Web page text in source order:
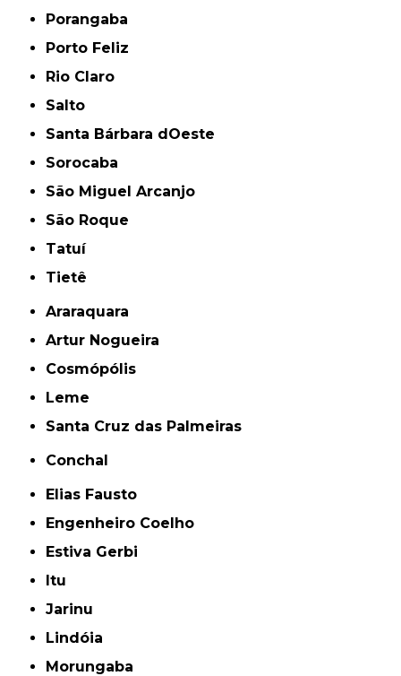
Porangaba
Porto Feliz
Rio Claro
Salto
Santa Bárbara dOeste
Sorocaba
São Miguel Arcanjo
São Roque
Tatuí
Tietê
Araraquara
Artur Nogueira
Cosmópólis
Leme
Santa Cruz das Palmeiras
Conchal
Elias Fausto
Engenheiro Coelho
Estiva Gerbi
Itu
Jarinu
Lindóia
Morungaba